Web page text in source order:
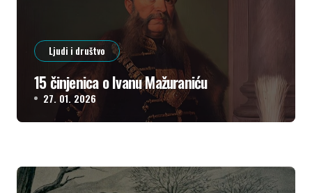
Ljudi i društvo
15 činjenica o Ivanu Mažuraniću
27. 01. 2026